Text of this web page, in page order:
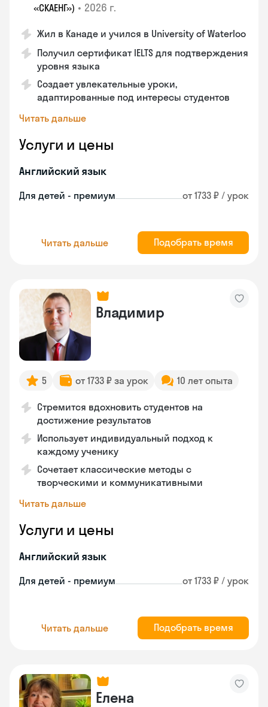
«СКАЕНГ») • 2026 г.
Жил в Канаде и учился в University of Waterloo
Получил сертификат IELTS для подтверждения
уровня языка
Создает увлекательные уроки,
адаптированные под интересы студентов
Читать дальше
Услуги и цены
Английский язык
Для детей - премиум от 1733 ₽ / урок
Читать дальше Подобрать время
Владимир
5 от 1733 ₽ за урок 10 лет опыта
Стремится вдохновить студентов на
достижение результатов
Использует индивидуальный подход к
каждому ученику
Сочетает классические методы с
творческими и коммуникативными
Читать дальше
Услуги и цены
Английский язык
Для детей - премиум от 1733 ₽ / урок
Читать дальше Подобрать время
Елена